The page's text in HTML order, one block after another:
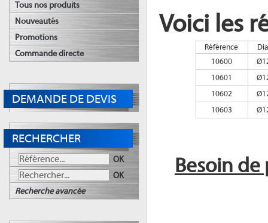
Tous nos produits
Nouveautés
Promotions
Commande directe
DEMANDE DE DEVIS
RECHERCHER
OK
OK
Recherche avancée
Voici les
Référence
10600
10601
10602
10603
Besoin de